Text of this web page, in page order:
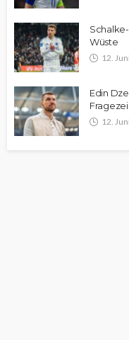
Wüste
12.
Edin
12.